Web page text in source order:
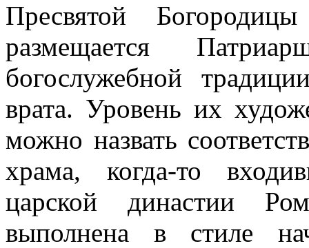
Пресвятой
размещается
богослужебной
врата. Уровень их
можно назвать
храма, когда-то
царской династии
выполнена в стиле